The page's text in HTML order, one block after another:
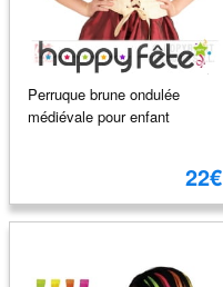
Perruque brune ondulée
médiévale pour enfant
22€